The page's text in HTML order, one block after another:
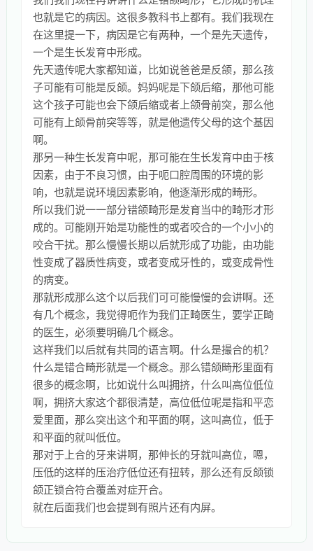
也就是它的病因。这很多教科书上都有。我们我现在
在这里提一下，病因是它有两种，一个是先天遗传，
一个是生长发育中形成。
先天遗传呢大家都知道，比如说爸爸是反颌，那么孩
子可能有可能是反颌。妈妈呢是下颌后缩，那他可能
这个孩子可能也会下颌后缩或者上颌骨前突，那么他
可能有上颌骨前突等等，就是他遗传父母的这个基因
啊。
那另一种生长发育中呢，那可能在生长发育中由于核
因素，由于不良习惯，由于呃口腔周围的环境的影
响，也就是说环境因素影响，他逐渐形成的畸形。
所以我们说一一部分错颌畸形是发育当中的畸形才形
成的。可能刚开始是功能性的或者咬合的一个小小的
咬合干扰。那么慢慢长期以后就形成了功能，由功能
性变成了器质性病变，或者变成牙性的，或变成骨性
的病变。
那就形成那么这个以后我们可可能慢慢的会讲啊。还
有几个概念，我觉得呃作为我们正畸医生，要学正畸
的医生，必须要明确几个概念。
这样我们以后就有共同的语言啊。什么是撮合的机？
什么是错合畸形就是一个概念。那么错颌畸形里面有
很多的概念啊，比如说什么叫拥挤，什么叫高位低位
啊，拥挤大家这个都很清楚，高位低位呢是指和平恋
爱里面，那么突出这个和平面的啊，这叫高位，低于
和平面的就叫低位。
那对于上合的牙来讲啊，那伸长的牙就叫高位，嗯，
压低的这样的压治疗低位还有扭转，那么还有反颌锁
颌正锁合符合覆盖对症开合。
就在后面我们也会提到有照片还有内屏。